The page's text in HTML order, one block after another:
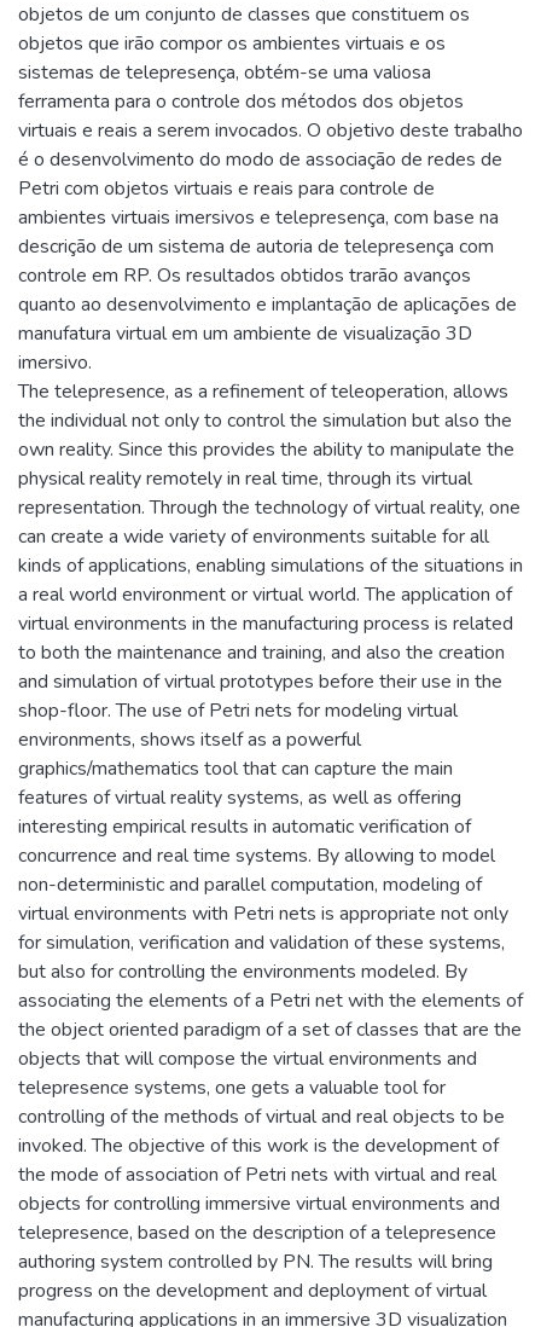
objetos de um conjunto de classes que constituem os
objetos que irão compor os ambientes virtuais e os
sistemas de telepresença, obtém-se uma valiosa
ferramenta para o controle dos métodos dos objetos
virtuais e reais a serem invocados. O objetivo deste trabalho
é o desenvolvimento do modo de associação de redes de
Petri com objetos virtuais e reais para controle de
ambientes virtuais imersivos e telepresença, com base na
descrição de um sistema de autoria de telepresença com
controle em RP. Os resultados obtidos trarão avanços
quanto ao desenvolvimento e implantação de aplicações de
manufatura virtual em um ambiente de visualização 3D
imersivo.
The telepresence, as a refinement of teleoperation, allows
the individual not only to control the simulation but also the
own reality. Since this provides the ability to manipulate the
physical reality remotely in real time, through its virtual
representation. Through the technology of virtual reality, one
can create a wide variety of environments suitable for all
kinds of applications, enabling simulations of the situations in
a real world environment or virtual world. The application of
virtual environments in the manufacturing process is related
to both the maintenance and training, and also the creation
and simulation of virtual prototypes before their use in the
shop-floor. The use of Petri nets for modeling virtual
environments, shows itself as a powerful
graphics/mathematics tool that can capture the main
features of virtual reality systems, as well as offering
interesting empirical results in automatic verification of
concurrence and real time systems. By allowing to model
non-deterministic and parallel computation, modeling of
virtual environments with Petri nets is appropriate not only
for simulation, verification and validation of these systems,
but also for controlling the environments modeled. By
associating the elements of a Petri net with the elements of
the object oriented paradigm of a set of classes that are the
objects that will compose the virtual environments and
telepresence systems, one gets a valuable tool for
controlling of the methods of virtual and real objects to be
invoked. The objective of this work is the development of
the mode of association of Petri nets with virtual and real
objects for controlling immersive virtual environments and
telepresence, based on the description of a telepresence
authoring system controlled by PN. The results will bring
progress on the development and deployment of virtual
manufacturing applications in an immersive 3D visualization